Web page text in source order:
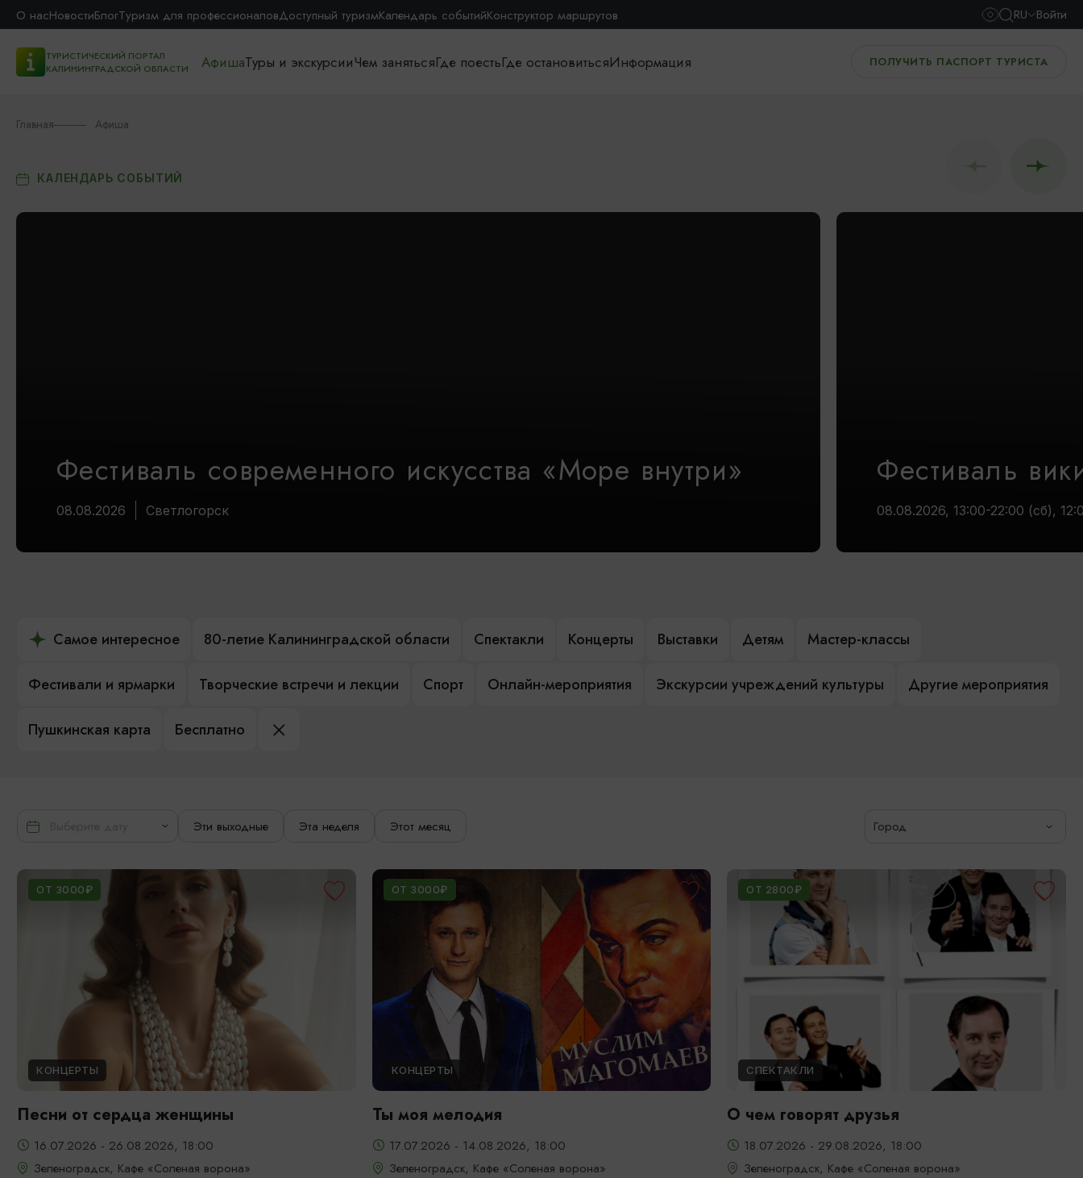
О насНовостиБлогТуризм для профессионаловДоступный туризмКалендарь событийКонструктор маршрутов RU Войти
ТУРИСТИЧЕСКИЙ ПОРТАЛ
КАЛИНИНГРАДСКОЙ ОБЛАСТИ
АфишаТуры и экскурсииЧем занятьсяГде поестьГде остановитьсяИнформация ПОЛУЧИТЬ ПАСПОРТ ТУРИСТА
Главная Афиша
КАЛЕНДАРЬ СОБЫТИЙ
Фестиваль современного искусства «Море внутри»
08.08.2026 Светлогорск
Фестиваль
08.08.2026, 13:00-22:00 (сб),
Самое интересное 80-летие Калининградской области Спектакли Концерты Выставки Детям Мастер-классы
Фестивали и ярмарки Творческие встречи и лекции Спорт Онлайн-мероприятия Экскурсии учреждений культуры Другие мероприятия
Пушкинская карта Бесплатно
Эти выходные Эта неделя Этот месяц Город
ОТ 3000₽
КОНЦЕРТЫ
Песни от сердца женщины
16.07.2026 - 26.08.2026, 18:00
Зеленоградск, Кафе «Соленая ворона»
ОТ 3000₽
КОНЦЕРТЫ
Ты моя мелодия
17.07.2026 - 14.08.2026, 18:00
Зеленоградск, Кафе «Соленая ворона»
ОТ 2800₽
СПЕКТАКЛИ
О чем говорят друзья
18.07.2026 - 29.08.2026, 18:00
Зеленоградск, Кафе «Соленая ворона»